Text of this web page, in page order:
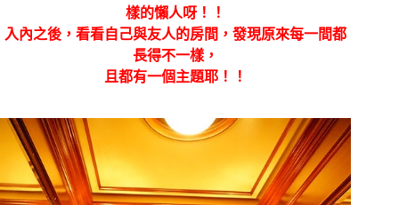
樣的懶人呀！！
入內之後，看看自己與友人的房間，發現原來每一間都
長得不一樣，
且都有一個主題耶！！